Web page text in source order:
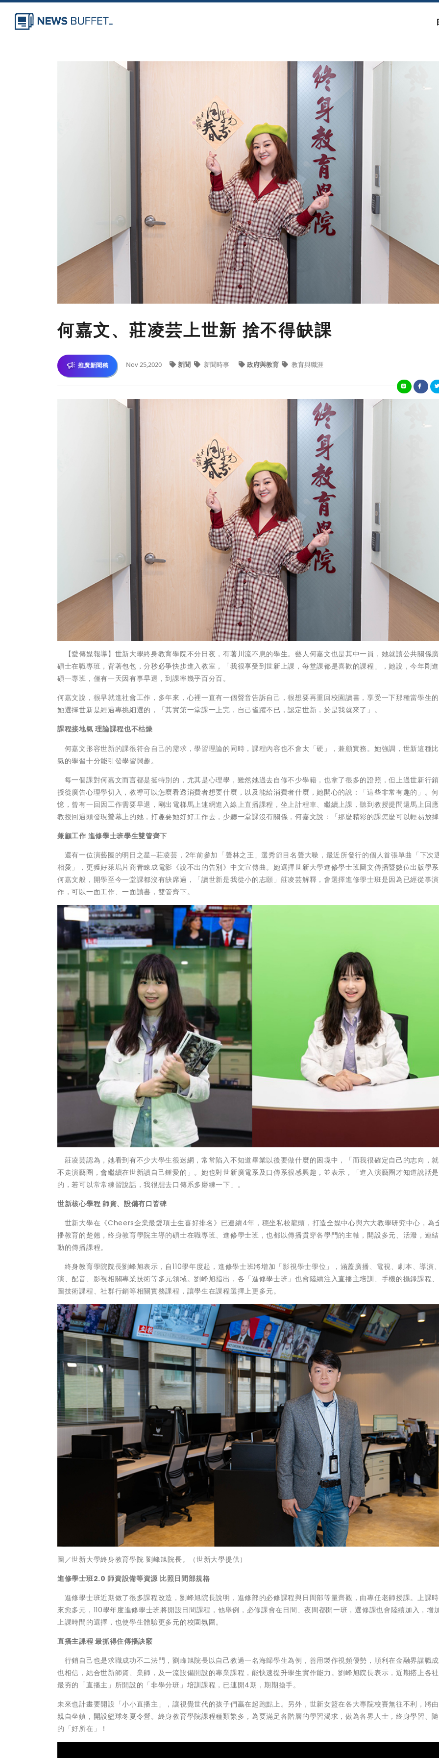
何嘉文、莊凌芸上世新 捨不得缺課
推廣新聞稿 Nov 25,2020 新聞 新聞時事 政府與教育 教育與職涯
【愛傳媒報導】世新大學終身教育學院不分日夜，有著川流不息的學生。藝人何嘉文也是其中一員，她就讀公共關係
碩士在職專班，背著包包，分秒必爭快步進入教室，「我很享受到世新上課，每堂課都是喜歡的課程」，她說，今年剛
碩一專班，僅有一天因有事早退，到課率幾乎百分百。
何嘉文說，很早就進社會工作，多年來，心裡一直有一個聲音告訴自己，很想要再重回校園讀書，享受一下那種當學生
她選擇世新是經過專挑細選的，「其實第一堂課一上完，自己雀躍不已，認定世新，於是我就來了」。
課程接地氣 理論課程也不枯燥
何嘉文形容世新的課很符合自己的需求，學習理論的同時，課程內容也不會太「硬」，兼顧實務。她強調，世新這種
氣的學習十分能引發學習興趣。
每一個課對何嘉文而言都是挺特別的，尤其是心理學，雖然她過去自修不少學籍，也拿了很多的證照，但上過世新行
授從廣告心理學切入，教導可以怎麼看透消費者想要什麼，以及能給消費者什麼，她開心的說：「這些非常有趣的」。
憶，曾有一回因工作需要早退，剛出電梯馬上連網進入線上直播課程，坐上計程車、繼續上課，聽到教授提問還馬上回
教授回過頭發現螢幕上的她，打趣要她好好工作去，少聽一堂課沒有關係，何嘉文說：「那麼精彩的課怎麼可以輕易放
兼顧工作 進修學士班學生雙管齊下
還有一位演藝圈的明日之星─莊凌芸，2年前參加「聲林之王」選秀節目名聲大噪，最近所發行的個人首張單曲「下次
相愛」，更獲好萊塢片商青睞成電影《說不出的告別》中文宣傳曲。她選擇世新大學進修學士班圖文傳播暨數位出版學
何嘉文般，開學至今一堂課都沒有缺席過，「讀世新是我從小的志願」莊凌芸解釋，會選擇進修學士班是因為已經從事
作，可以一面工作、一面讀書，雙管齊下。
莊凌芸認為，她看到有不少大學生很迷網，常常陷入不知道畢業以後要做什麼的困境中，「而我很確定自己的志向，
不走演藝圈，會繼續在世新讀自己鍾愛的」。她也對世新廣電系及口傳系很感興趣，並表示，「進入演藝圈才知道說話
的，若可以常常練習說話，我很想去口傳系多磨練一下」。
世新核心學程 師資、設備有口皆碑
世新大學在《Cheers企業最愛項士生喜好排名》已連續4年，穩坐私校龍頭，打造全媒中心與六大教學研究中心，為
播教育的楚翹，終身教育學院主導的碩士在職專班、進修學士班，也都以傳播貫穿各學門的主軸，開設多元、活潑，連
動的傳播課程。
終身教育學院院長劉峰旭表示，自110學年度起，進修學士班將增加「影視學士學位」，涵蓋廣播、電視、劇本、導演
演、配音、影視相關專業技術等多元領域。劉峰旭指出，各「進修學士班」也會陸續注入直播主培訓、手機的攝錄課程
圖技術課程、社群行銷等相關實務課程，讓學生在課程選擇上更多元。
圖／世新大學終身教育學院 劉峰旭院長。（世新大學提供）
進修學士班2.0 師資設備等資源 比照日間部規格
進修學士班近期做了很多課程改造，劉峰旭院長說明，進修部的必修課程與日間部等量齊觀，由專任老師授課。上課
來愈多元，110學年度進修學士班將開設日間課程，他舉例，必修課會在日間、夜間都開一班，選修課也會陸續加入，增
上課時間的選擇，也使學生體驗更多元的校園氛圍。
直播主課程 最抓得住傳播訣竅
行銷自己也是求職成功不二法門，劉峰旭院長以自己教過一名海歸學生為例，善用製作視頻優勢，順利在金融界謀職
也相信，結合世新師資、業師，及一流設備開設的專業課程，能快速提升學生實作能力。劉峰旭院長表示，近期搭上各
最夯的「直播主」所開設的「非學分班」培訓課程，已連開4期，期期搶手。
未來也計畫要開設「小小直播主」，讓視覺世代的孩子們贏在起跑點上。另外，世新女籃在各大專院校賽無往不利，將
親自坐鎮，開設籃球冬夏令營。終身教育學院課程種類繁多，為要滿足各階層的學習渴求，做為各界人士，終身學習、
的「好所在」！